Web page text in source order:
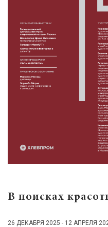
В поисках
26 ДЕКАБРЯ 2025 - 12 АПРЕЛЯ